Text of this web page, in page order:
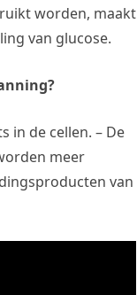
worden, maakt
van glucose.
in de cellen. – De
meer
van